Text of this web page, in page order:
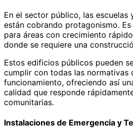
En el sector público, las escuelas
están cobrando protagonismo.
para áreas con crecimiento
donde se requiere una
Estos edificios públicos pueden
cumplir con todas las normativas
funcionamiento, ofreciendo así
calidad que responde
comunitarias.
Instalaciones de Emergencia y